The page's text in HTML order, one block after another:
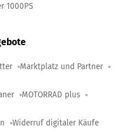
1000PS
Marktplatz und Partner
MOTORRAD plus
Widerruf digitaler Käufe